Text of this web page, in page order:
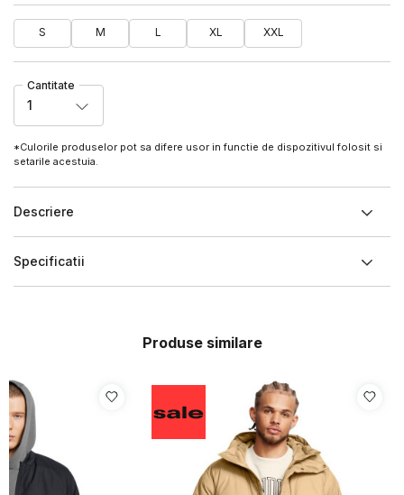
S M L XL XXL
Cantitate
1
*Culorile produselor pot sa difere usor in functie de dispozitivul folosit si
setarile acestuia.
Descriere
Specificatii
Produse similare